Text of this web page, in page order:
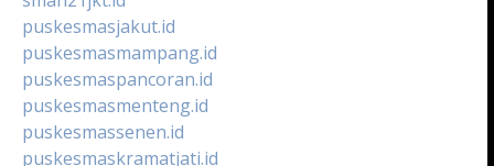
puskesmasjakut.id
puskesmasmampang.id
puskesmaspancoran.id
puskesmasmenteng.id
puskesmassenen.id
puskesmaskramatjati.id